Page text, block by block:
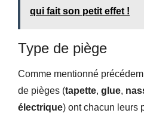
qui fait son petit effet !
Type de piège
Comme mentionné
de pièges (tapette, glue,
électrique) ont chacun leurs